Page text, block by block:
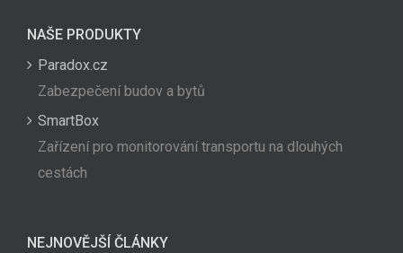
NAŠE PRODUKTY
Paradox.cz
Zabezpečení budov a bytů
SmartBox
Zařízení pro monitorování transportu na dlouhých
cestách
NEJNOVĚJŠÍ ČLÁNKY